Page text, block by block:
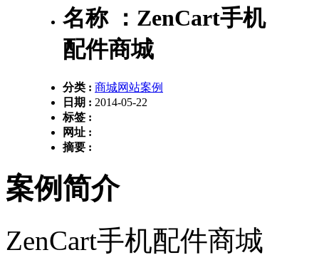
名称 ： ZenCart手机
配件商城
分类 : 商城网站案例
日期 : 2014-05-22
标签 :
网址 :
摘要 :
案例简介
ZenCart手机配件商城